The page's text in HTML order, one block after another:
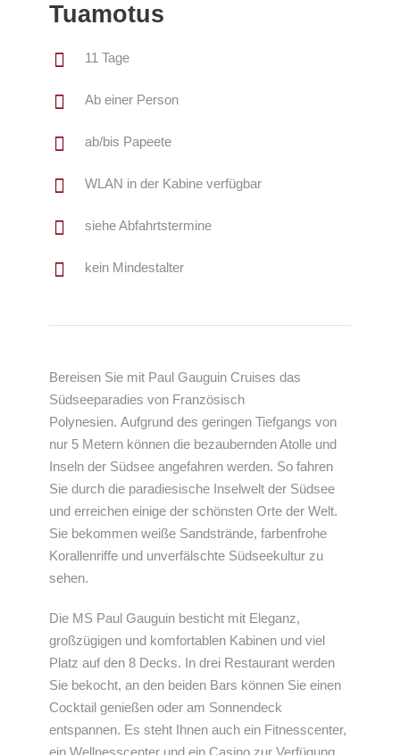
Tuamotus
11 Tage
Ab einer Person
ab/bis Papeete
WLAN in der Kabine verfügbar
siehe Abfahrtstermine
kein Mindestalter
Bereisen Sie mit Paul Gauguin Cruises das
Südseeparadies von Französisch
Polynesien. Aufgrund des geringen Tiefgangs von
nur 5 Metern können die bezaubernden Atolle und
Inseln der Südsee angefahren werden. So fahren
Sie durch die paradiesische Inselwelt der Südsee
und erreichen einige der schönsten Orte der Welt.
Sie bekommen weiße Sandstrände, farbenfrohe
Korallenriffe und unverfälschte Südseekultur zu
sehen.
Die MS Paul Gauguin besticht mit Eleganz,
großzügigen und komfortablen Kabinen und viel
Platz auf den 8 Decks. In drei Restaurant werden
Sie bekocht, an den beiden Bars können Sie einen
Cocktail genießen oder am Sonnendeck
entspannen. Es steht Ihnen auch ein Fitnesscenter,
ein Wellnesscenter und ein Casino zur Verfügung.